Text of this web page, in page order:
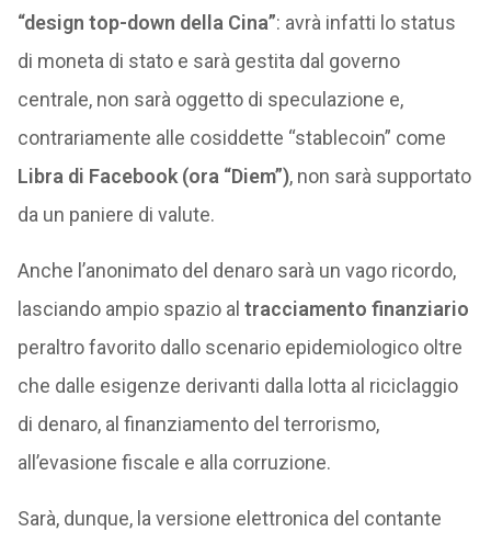
“design top-down della Cina”: avrà infatti lo status
di moneta di stato e sarà gestita dal governo
centrale, non sarà oggetto di speculazione e,
contrariamente alle cosiddette “stablecoin” come
Libra di Facebook (ora “Diem”), non sarà supportato
da un paniere di valute.
Anche l’anonimato del denaro sarà un vago ricordo,
lasciando ampio spazio al tracciamento finanziario
peraltro favorito dallo scenario epidemiologico oltre
che dalle esigenze derivanti dalla lotta al riciclaggio
di denaro, al finanziamento del terrorismo,
all’evasione fiscale e alla corruzione.
Sarà, dunque, la versione elettronica del contante